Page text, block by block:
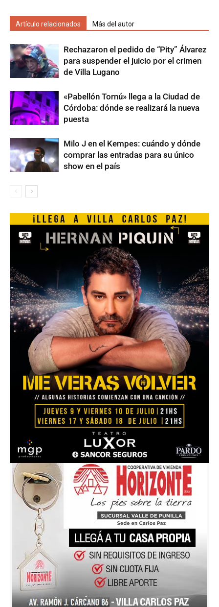
Artículo relacionados Más del autor
Rechazaron el pedido de “Pity” Álvarez
para suspender el juicio por el crimen
de Villa Lugano
«Pabellón Tornú» llega a la Ciudad de
Córdoba: dónde se realizará la nueva
puesta
Milo J en el Kempes: cuándo y dónde
comprar las entradas para su único
show en el país